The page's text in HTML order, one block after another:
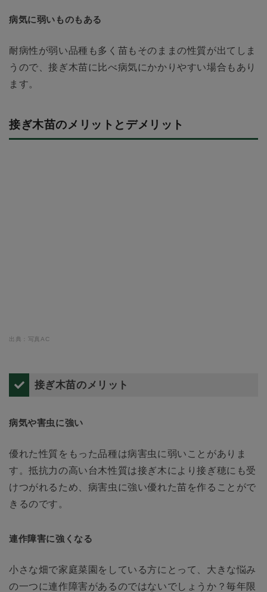
病気に弱いものもある
耐病性が弱い品種も多く苗もそのままの性質が出てしま
うので、接ぎ木苗に比べ病気にかかりやすい場合もあり
ます。
接ぎ木苗のメリットとデメリット
出典：写真AC
接ぎ木苗のメリット
病気や害虫に強い
優れた性質をもった品種は病害虫に弱いことがありま
す。抵抗力の高い台木性質は接ぎ木により接ぎ穂にも受
けつがれるため、病害虫に強い優れた苗を作ることがで
きるのです。
連作障害に強くなる
小さな畑で家庭菜園をしている方にとって、大きな悩み
の一つに連作障害があるのではないでしょうか？毎年限